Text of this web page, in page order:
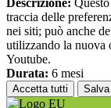
Descrizione:
traccia delle
nei siti; può anche
utilizzando la nuova
Youtube.
Durata: 6 mesi
Accetta tutti